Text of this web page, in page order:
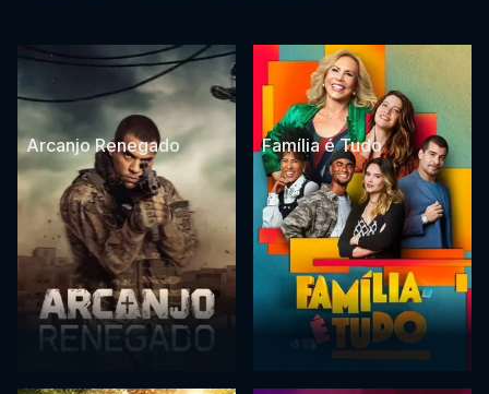
Arcanjo Renegado Família é Tudo